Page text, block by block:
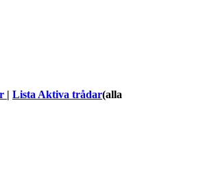
Lista Aktiva trådar(alla